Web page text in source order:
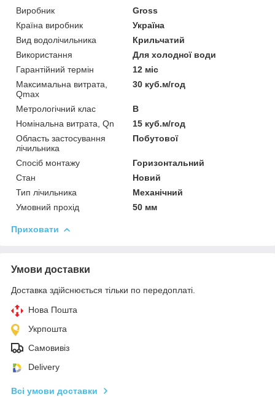
Виробник
Gross
Країна виробник
Україна
Вид водолічильника
Крильчатий
Використання
Для холодної води
Гарантійний термін
12 міс
Максимальна витрата,
Qmax
30 куб.м/год
Метрологічний клас
В
Номінальна витрата, Qn
15 куб.м/год
Область застосування
лічильника
Побутової
Спосіб монтажу
Горизонтальний
Стан
Новий
Тип лічильника
Механічний
Умовний прохід
50 мм
Приховати
Умови доставки
Доставка здійснюється тільки по передоплаті.
Нова Пошта
Укрпошта
Самовивіз
Delivery
Всі умови доставки